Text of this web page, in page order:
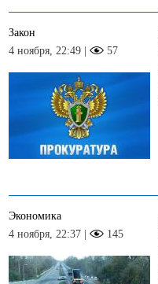
Закон
4 ноября, 22:49 |
57
Экономика
4 ноября, 22:37 |
145